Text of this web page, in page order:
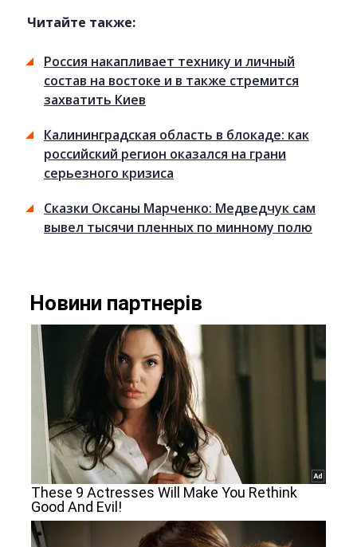
Читайте также:
Россия накапливает технику и личный
состав на востоке и в также стремится
захватить Киев
Калининградская область в блокаде: как
российский регион оказался на грани
серьезного кризиса
Сказки Оксаны Марченко: Медведчук сам
вывел тысячи пленных по минному полю